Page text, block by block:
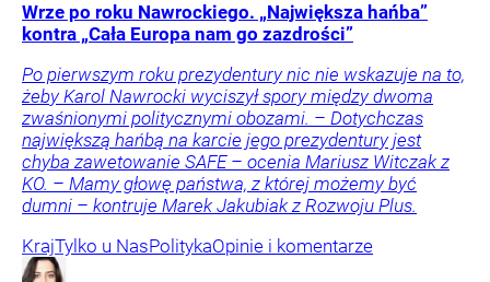
Wrze po roku Nawrockiego. „Największa hańba”
kontra „Cała Europa nam go zazdrości”
Po pierwszym roku prezydentury nic nie wskazuje na to,
żeby Karol Nawrocki wyciszył spory między dwoma
zwaśnionymi politycznymi obozami. – Dotychczas
największą hańbą na karcie jego prezydentury jest
chyba zawetowanie SAFE – ocenia Mariusz Witczak z
KO. – Mamy głowę państwa, z której możemy być
dumni – kontruje Marek Jakubiak z Rozwoju Plus.
KrajTylko u NasPolitykaOpinie i komentarze